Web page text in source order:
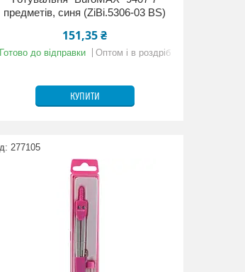
предметів, синя (ZiBi.5306-03 BS)
151,35 ₴
Готово до відправки Оптом і в роздріб
КУПИТИ
277105